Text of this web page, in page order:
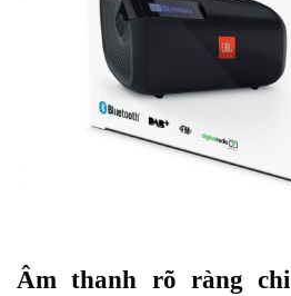
Âm thanh rõ ràng